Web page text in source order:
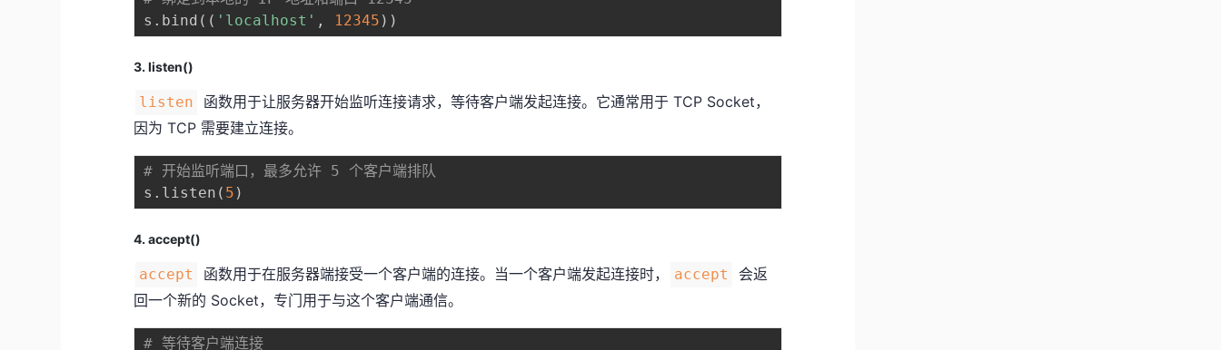
s . bind ( ( 'localhost' , 12345 ) )
3. listen()
listen
函数用于让服务器开始监听连接请求，等待客户端发起连接。它通常用于 TCP Socket，
因为 TCP 需要建立连接。
# 开始监听端口，最多允许 5 个客户端排队
s . listen ( 5 )
4. accept()
accept 函数用于在服务器端接受一个客户端的连接。当一个客户端发起连接时， accept
会返
回一个新的 Socket，专门用于与这个客户端通信。
# 等待客户端连接